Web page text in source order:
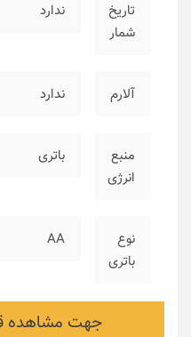
تاریخ
شمار
ندارد
آلارم ندارد
منبع
انرژی
باتری
نوع
باتری
AA
جهت مشاهده